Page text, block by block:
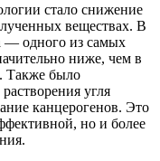
стало снижение
веществах. В
— одного из самых
ниже, чем в
Также было
угля
канцерогенов. Это
но и более